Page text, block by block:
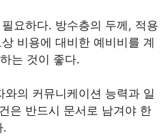
요하다. 방수층의 두께, 적용
비용에 대비한 예비비를 계
는 것이 좋다.
의 커뮤니케이션 능력과 일
은 반드시 문서로 남겨야 한
.